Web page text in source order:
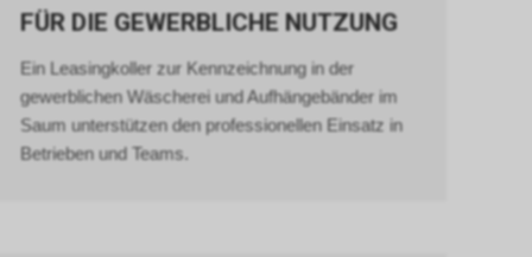
FÜR DIE GEWERBLICHE NUTZUNG
Ein Leasingkoller zur Kennzeichnung in der
gewerblichen Wäscherei und Aufhängebänder im
Saum unterstützen den professionellen Einsatz in
Betrieben und Teams.
Für